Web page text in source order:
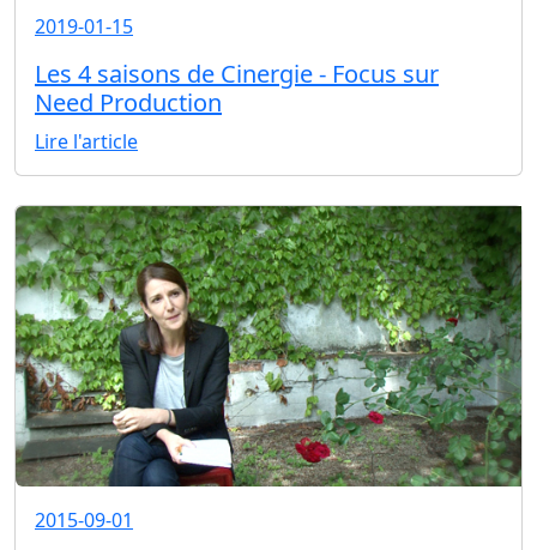
2019-01-15
Les 4 saisons de Cinergie - Focus sur
Need Production
Lire l'article
2015-09-01